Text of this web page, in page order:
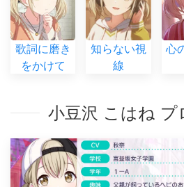
歌詞に磨き
をかけて
知らない視
線
心
小豆沢 こはね プ